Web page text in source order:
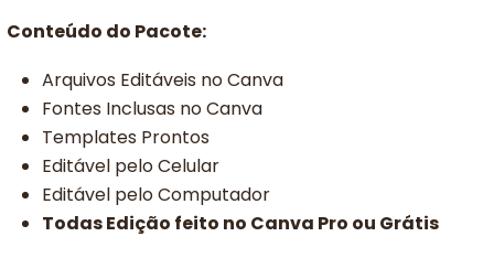
Conteúdo do Pacote:
Arquivos Editáveis no Canva
Fontes Inclusas no Canva
Templates Prontos
Editável pelo Celular
Editável pelo Computador
Todas Edição feito no Canva Pro ou Grátis